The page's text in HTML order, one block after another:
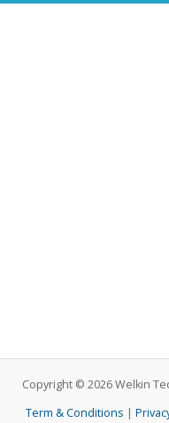
Copyright © 2026 Welkin
Term & Conditions |